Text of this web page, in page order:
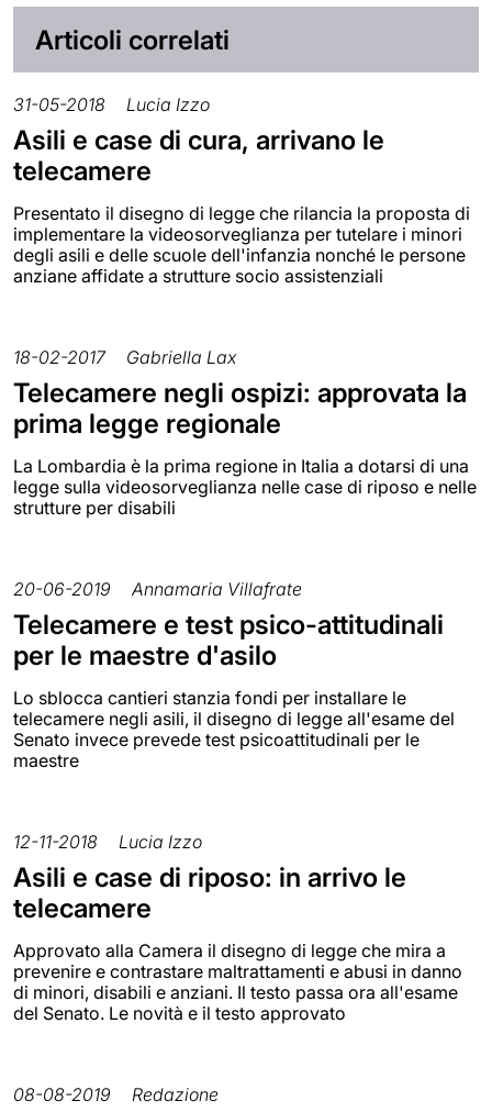
Articoli correlati
31-05-2018 Lucia Izzo
Asili e case di cura, arrivano le
telecamere
Presentato il disegno di legge che rilancia la proposta di
implementare la videosorveglianza per tutelare i minori
degli asili e delle scuole dell'infanzia nonché le persone
anziane affidate a strutture socio assistenziali
18-02-2017 Gabriella Lax
Telecamere negli ospizi: approvata la
prima legge regionale
La Lombardia è la prima regione in Italia a dotarsi di una
legge sulla videosorveglianza nelle case di riposo e nelle
strutture per disabili
20-06-2019 Annamaria Villafrate
Telecamere e test psico-attitudinali
per le maestre d'asilo
Lo sblocca cantieri stanzia fondi per installare le
telecamere negli asili, il disegno di legge all'esame del
Senato invece prevede test psicoattitudinali per le
maestre
12-11-2018 Lucia Izzo
Asili e case di riposo: in arrivo le
telecamere
Approvato alla Camera il disegno di legge che mira a
prevenire e contrastare maltrattamenti e abusi in danno
di minori, disabili e anziani. Il testo passa ora all'esame
del Senato. Le novità e il testo approvato
08-08-2019 Redazione